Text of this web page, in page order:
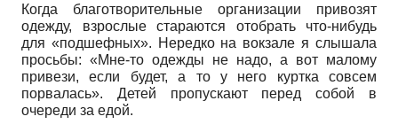
Когда благотворительные организации привозят
одежду, взрослые стараются отобрать что-нибудь
для «подшефных». Нередко на вокзале я слышала
просьбы: «Мне-то одежды не надо, а вот малому
привези, если будет, а то у него куртка совсем
порвалась». Детей пропускают перед собой в
очереди за едой.